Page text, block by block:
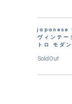
japanese
ヴィンテ
トロ モダン
SoldOut